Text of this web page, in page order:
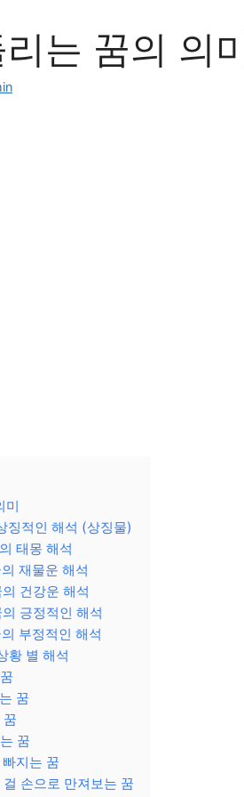
는 꿈의 의
미
징적인 해석 (상징물)
태몽 해석
재물운 해석
건강운 해석
긍정적인 해석
부정적인 해석
황 별 해석
꿈
꿈
꿈
지는 꿈
손으로 만져보는 꿈